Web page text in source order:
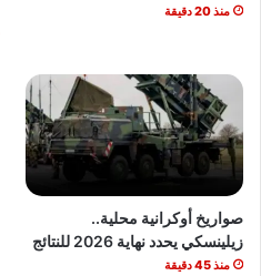
منذ 20 دقيقة
صواريخ أوكرانية محلية..
زيلينسكي يحدد نهاية 2026 للنتائج
منذ 45 دقيقة